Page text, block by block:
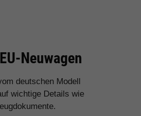
Neuwagen
deutschen Modell
wichtige Details wie